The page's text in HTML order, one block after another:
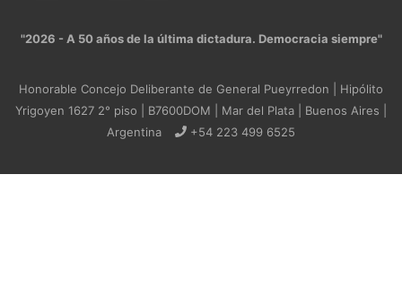
"2026 - A 50 años de la última dictadura. Democracia siempre"
Honorable Concejo Deliberante de General Pueyrredon | Hipólito
Yrigoyen 1627 2° piso | B7600DOM | Mar del Plata | Buenos Aires |
Argentina
+54 223 499 6525